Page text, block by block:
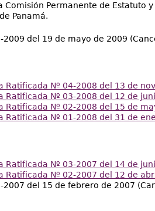
Comisión Permanente de Estatuto
Panamá.
2009 del 19 de mayo de 2009
Ratificada Nº 04-2008 del 13 de
Ratificada Nº 03-2008 del 12 de
Ratificada Nº 02-2008 del 15 de
Ratificada Nº 01-2008 del 31 de
Ratificada Nº 03-2007 del 14 de
Ratificada Nº 02-2007 del 12 de
2007 del 15 de febrero de 2007